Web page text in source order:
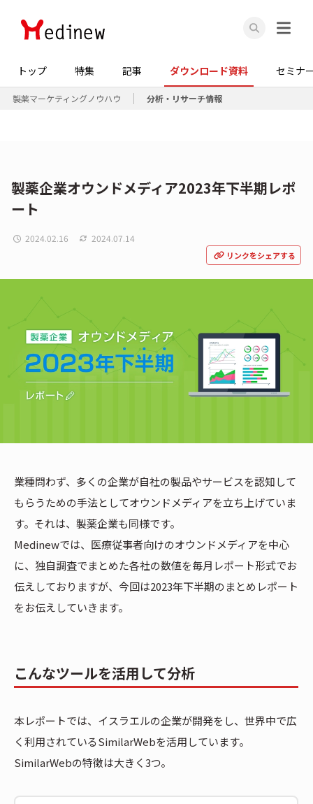
トップ 特集 記事 ダウンロード資料 セミナ
製薬マーケティングノウハウ 分析・リサーチ情報
製薬企業オウンドメディア2023年下半期レポ
ート
2024.02.16 2024.07.14
リンクをシェアする
業種問わず、多くの企業が自社の製品やサービスを認知して
もらうための手法としてオウンドメディアを立ち上げていま
す。それは、製薬企業も同様です。
Medinewでは、医療従事者向けのオウンドメディアを中心
に、独自調査でまとめた各社の数値を毎月レポート形式でお
伝えしておりますが、今回は2023年下半期のまとめレポート
をお伝えしていきます。
こんなツールを活用して分析
本レポートでは、イスラエルの企業が開発をし、世界中で広
く利用されているSimilarWebを活用しています。
SimilarWebの特徴は大きく3つ。